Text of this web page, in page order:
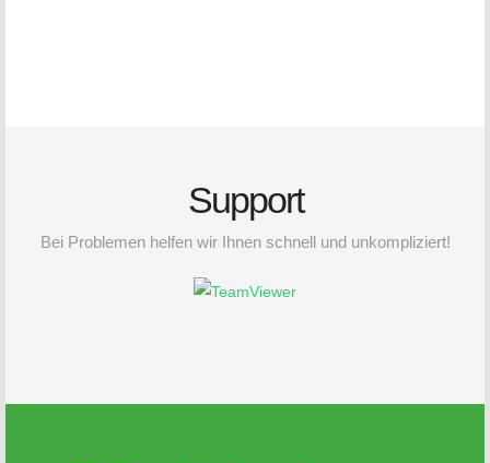
Support
Bei Problemen helfen wir Ihnen schnell und unkompliziert!